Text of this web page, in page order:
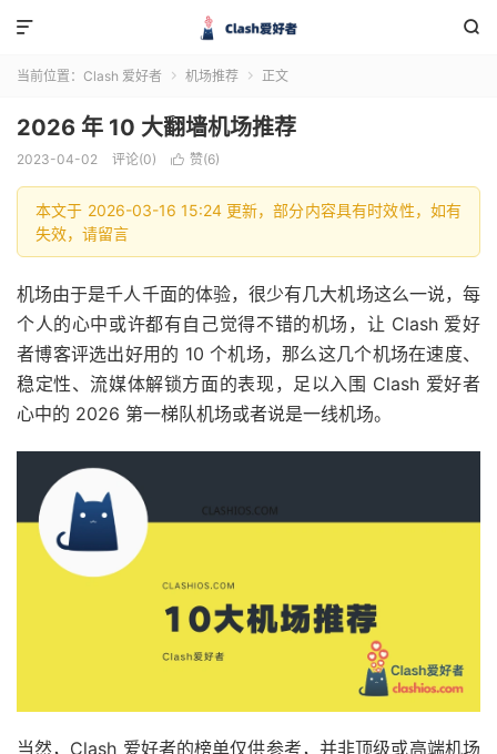


当前位置： Clash 爱好者  机场推荐  正文
2026 年 10 大翻墙机场推荐
2023-04-02 评论(0)  赞(6)
本文于 2026-03-16 15:24 更新，部分内容具有时效性，如有
失效，请留言
机场由于是千人千面的体验，很少有几大机场这么一说，每
个人的心中或许都有自己觉得不错的机场，让 Clash 爱好
者博客评选出好用的 10 个机场，那么这几个机场在速度、
稳定性、流媒体解锁方面的表现，足以入围 Clash 爱好者
心中的 2026 第一梯队机场或者说是一线机场。
当然，Clash 爱好者的榜单仅供参考，并非顶级或高端机场